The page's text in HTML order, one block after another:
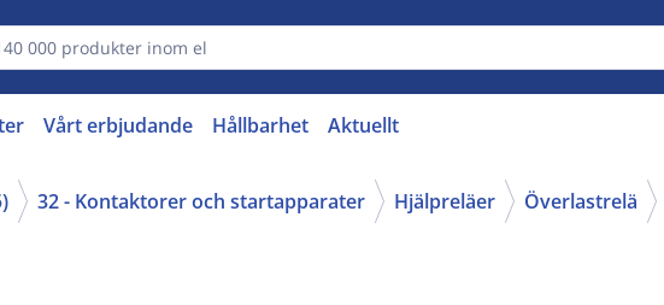
Vårt erbjudande Hållbarhet Aktuellt
32 - Kontaktorer och startapparater Hjälpreläer Överlastrelä